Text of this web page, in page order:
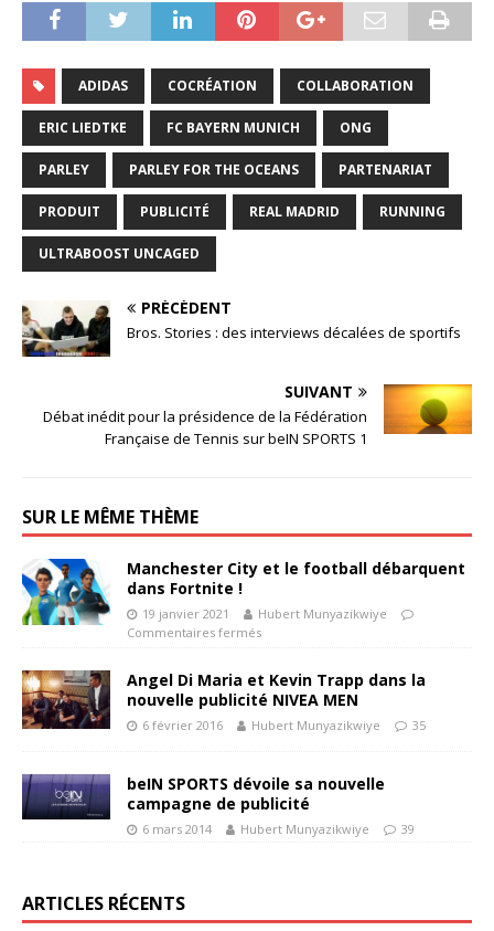
ADIDAS COCRÉATION COLLABORATION
ERIC LIEDTKE FC BAYERN MUNICH ONG
PARLEY PARLEY FOR THE OCEANS PARTENARIAT
PRODUIT PUBLICITÉ REAL MADRID RUNNING
ULTRABOOST UNCAGED
PRÉCÉDENT
Bros. Stories : des interviews décalées de sportifs
SUIVANT
Débat inédit pour la présidence de la Fédération
Française de Tennis sur beIN SPORTS 1
SUR LE MÊME THÈME
Manchester City et le football débarquent
dans Fortnite !
19 janvier 2021
Hubert Munyazikwiye
Commentaires fermés
Angel Di Maria et Kevin Trapp dans la
nouvelle publicité NIVEA MEN
6 février 2016 Hubert Munyazikwiye 35
beIN SPORTS dévoile sa nouvelle
campagne de publicité
6 mars 2014 Hubert Munyazikwiye 39
ARTICLES RÉCENTS